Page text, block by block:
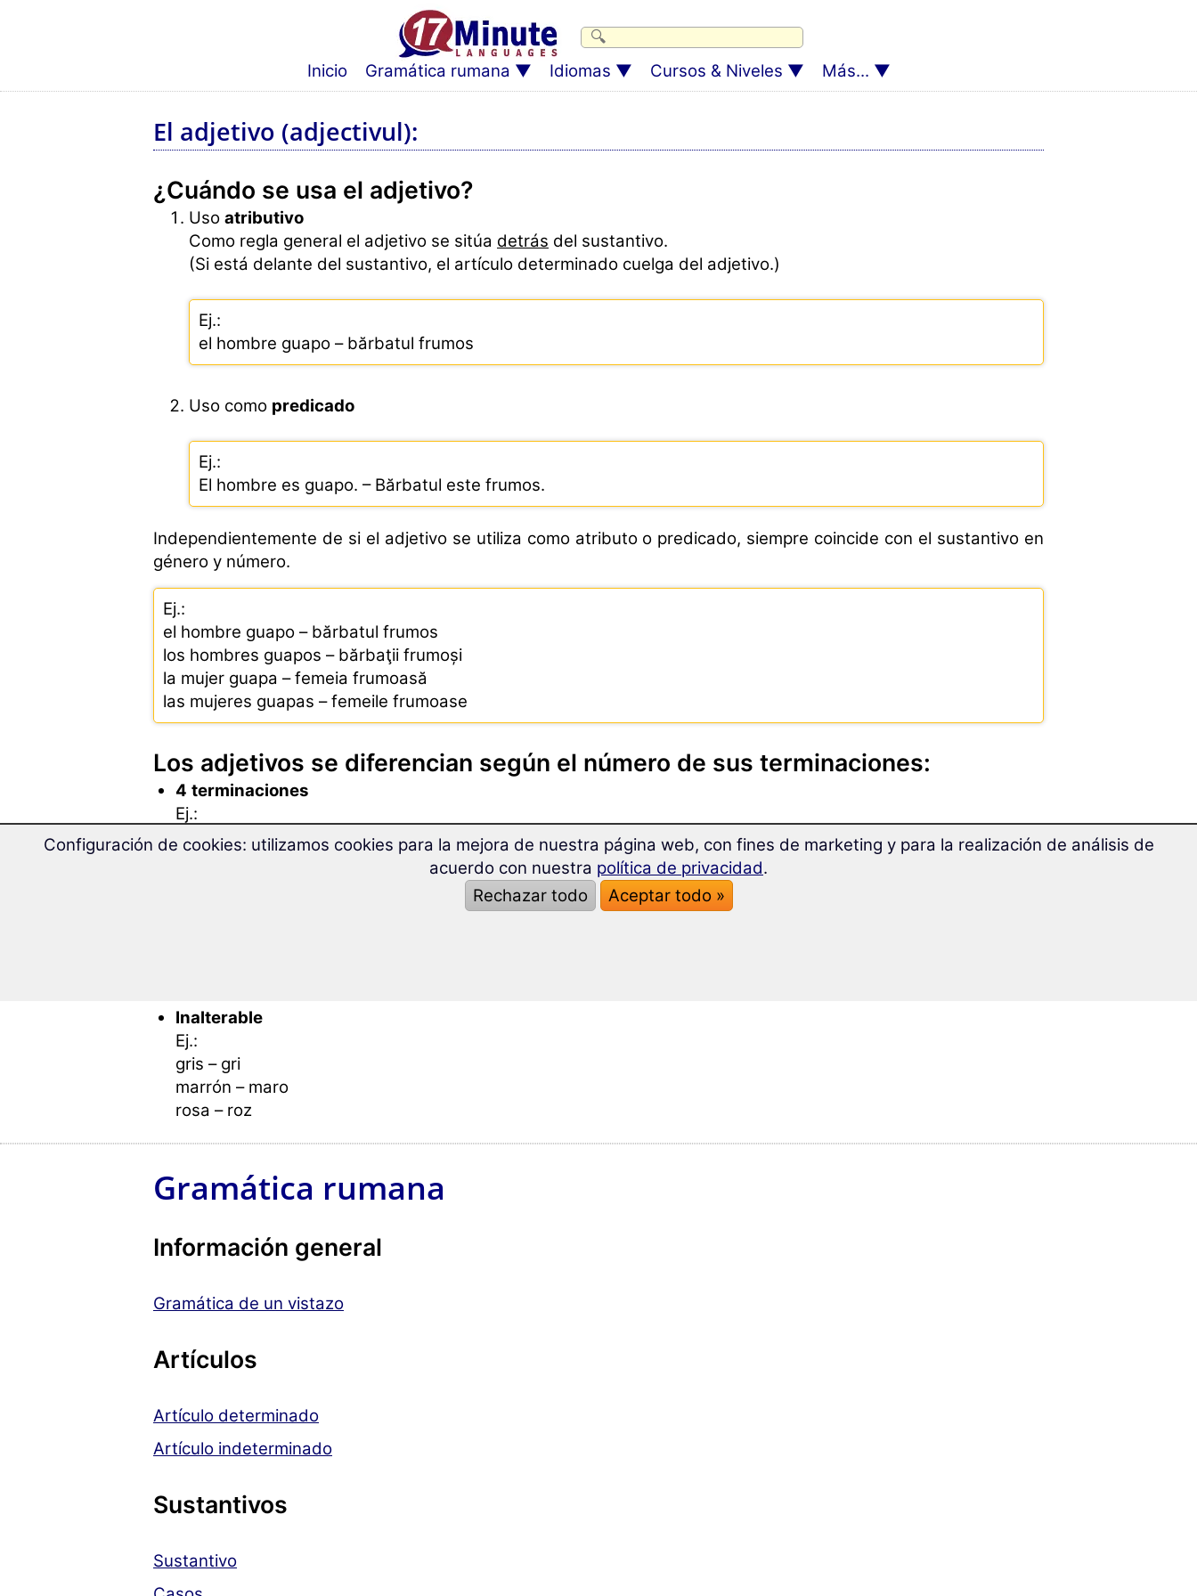
Inicio Gramática rumana Idiomas Cursos & Niveles Más...
El adjetivo (adjectivul):
¿Cuándo se usa el adjetivo?
Uso atributivo
Como regla general el adjetivo se sitúa detrás del sustantivo.
(Si está delante del sustantivo, el artículo determinado cuelga del adjetivo.)
Ej.:
el hombre guapo – bărbatul frumos
Uso como predicado
Ej.:
El hombre es guapo. – Bărbatul este frumos.
Independientemente de si el adjetivo se utiliza como atributo o predicado, siempre coincide con el sustantivo en
género y número.
Ej.:
el hombre guapo – bărbatul frumos
los hombres guapos – bărbaţii frumoși
la mujer guapa – femeia frumoasă
las mujeres guapas – femeile frumoase
Los adjetivos se diferencian según el número de sus terminaciones:
4 terminaciones
Ej.:
bueno – bun (m/n sg.), bună (f sg.), buni (m pl.), bune (f/n pl.)
terminaciones: dos formas en singular, una en plural
pequeño – mic (m/n sg.), mică (f sg.), mici (pl.)
Inalterable
Ej.:
gris – gri
marrón – maro
rosa – roz
Gramática rumana
Información general
Gramática de un vistazo
Artículos
Artículo determinado
Artículo indeterminado
Sustantivos
Sustantivo
Configuración de cookies: utilizamos cookies para la mejora de nuestra página web, con fines de marketing y para la realización de análisis de
acuerdo con nuestra política de privacidad.
Rechazar todo
Aceptar todo »